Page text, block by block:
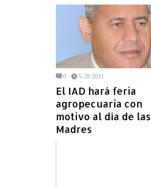
0 5-28-2011
El IAD hará feria
agropecuaria con
motivo al día de las
Madres